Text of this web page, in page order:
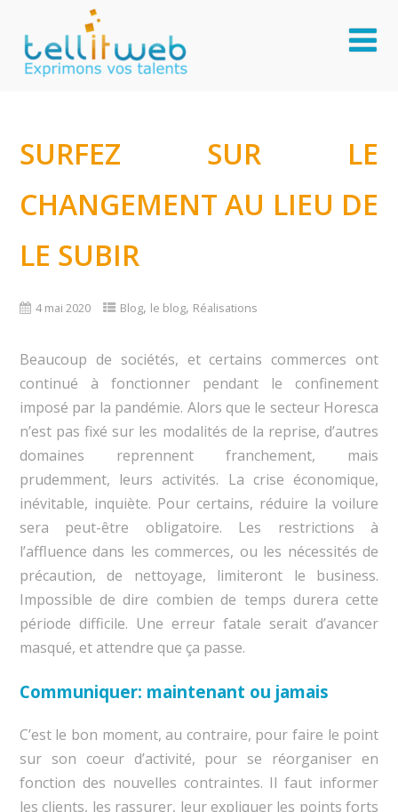
SURFEZ SUR LE
CHANGEMENT AU LIEU DE
LE SUBIR
4 mai 2020 Blog, le blog, Réalisations
Beaucoup de sociétés, et certains commerces ont
continué à fonctionner pendant le confinement
imposé par la pandémie. Alors que le secteur Horesca
n’est pas fixé sur les modalités de la reprise, d’autres
domaines reprennent franchement, mais
prudemment, leurs activités. La crise économique,
inévitable, inquiète. Pour certains, réduire la voilure
sera peut-être obligatoire. Les restrictions à
l’affluence dans les commerces, ou les nécessités de
précaution, de nettoyage, limiteront le business.
Impossible de dire combien de temps durera cette
période difficile. Une erreur fatale serait d’avancer
masqué, et attendre que ça passe.
Communiquer: maintenant ou jamais
C’est le bon moment, au contraire, pour faire le point
sur son coeur d’activité, pour se réorganiser en
fonction des nouvelles contraintes. Il faut informer
les clients, les rassurer, leur expliquer les points forts